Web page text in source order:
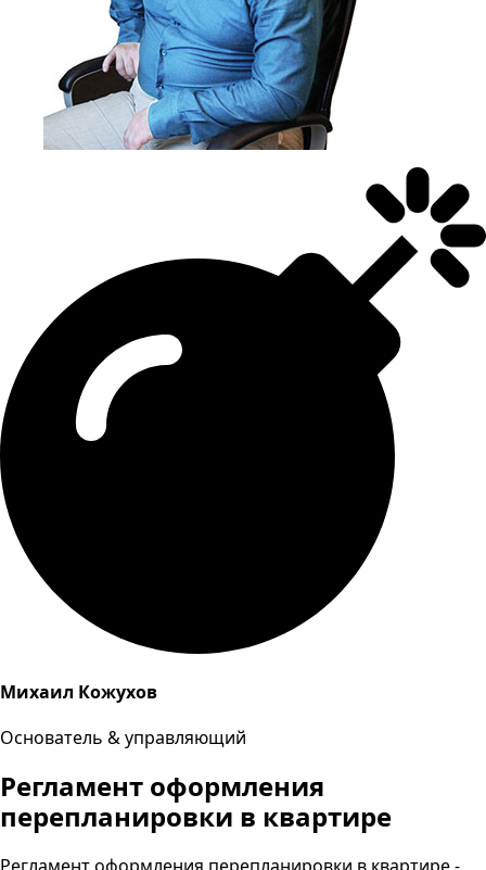
Михаил Кожухов
Основатель & управляющий
Регламент оформления
перепланировки в квартире